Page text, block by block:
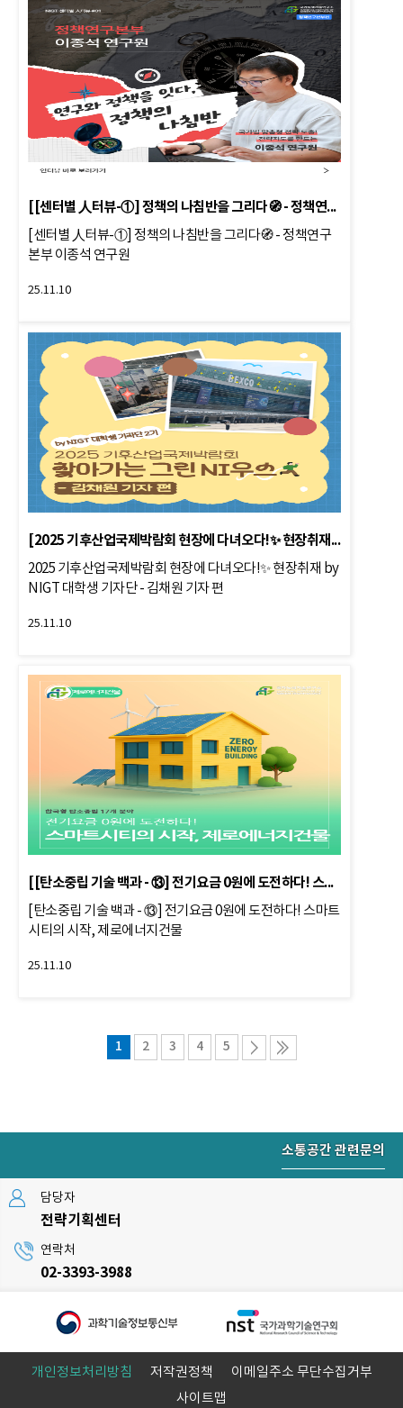
[[센터별 人터뷰-①] 정책의 나침반을 그리다🧭 - 정책연구본부 이종
[센터별 人터뷰-①] 정책의 나침반을 그리다🧭 - 정책연구
본부 이종석 연구원
25.11.10
[2025 기후산업국제박람회 현장에 다녀오다!✨ 현장취재 by NIGT 대
2025 기후산업국제박람회 현장에 다녀오다!✨ 현장취재 by
NIGT 대학생 기자단 - 김채원 기자 편
25.11.10
[[탄소중립 기술 백과 - ⑬] 전기요금 0원에 도전하다! 스마트시티의
[탄소중립 기술 백과 - ⑬] 전기요금 0원에 도전하다! 스마트
시티의 시작, 제로에너지건물
25.11.10
1 2 3 4 5
소통공간 관련문의
담당자
전략기획센터
연락처
02-3393-3988
개인정보처리방침 저작권정책
이메일주소 무단수집거부
사이트맵